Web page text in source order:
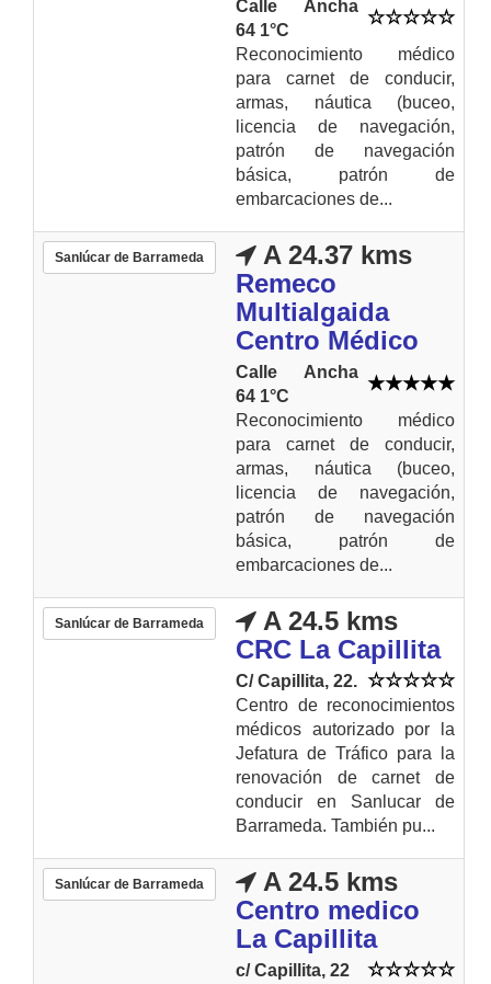
Calle Ancha
64 1°C
Reconocimiento médico
para carnet de conducir,
armas, náutica (buceo,
licencia de navegación,
patrón de navegación
básica, patrón de
embarcaciones de...
Sanlúcar de Barrameda
A 24.37 kms
Remeco
Multialgaida
Centro Médico
Calle Ancha
64 1°C
Reconocimiento médico
para carnet de conducir,
armas, náutica (buceo,
licencia de navegación,
patrón de navegación
básica, patrón de
embarcaciones de...
Sanlúcar de Barrameda
A 24.5 kms
CRC La Capillita
C/ Capillita, 22.
Centro de reconocimientos
médicos autorizado por la
Jefatura de Tráfico para la
renovación de carnet de
conducir en Sanlucar de
Barrameda. También pu...
Sanlúcar de Barrameda
A 24.5 kms
Centro medico
La Capillita
c/ Capillita, 22